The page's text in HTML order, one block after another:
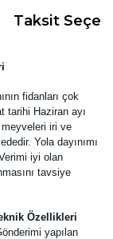
Taksit
fidanları çok
tarihi Haziran ayı
iri ve
Yola dayınımı
iyi olan
tavsiye
Özellikleri
yapılan